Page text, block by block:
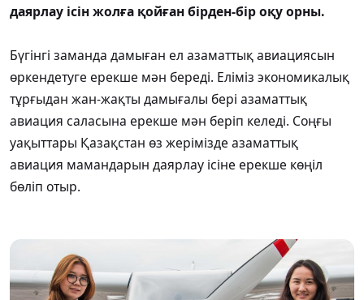
даярлау ісін жолға қойған бірден-бір оқу орны.
Бүгінгі заманда дамыған ел азаматтық авиациясын
өркендетуге ерекше мән береді. Еліміз экономикалық
тұрғыдан жан-жақты дамығалы бері азаматтық
авиация саласына ерекше мән беріп келеді. Соңғы
уақыттары Қазақстан өз жерімізде азаматтық
авиация мамандарын даярлау ісіне ерекше көңіл
бөліп отыр.